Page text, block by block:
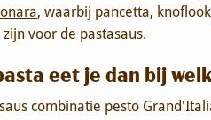
, waarbij pancetta,
voor de pastasaus.
eet je dan bij